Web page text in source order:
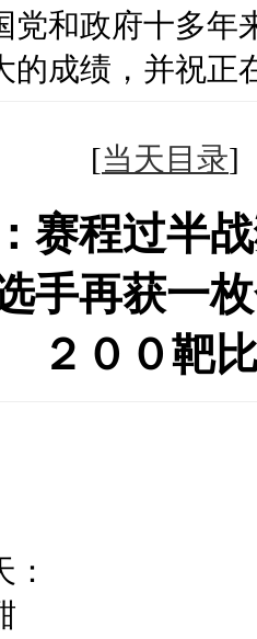
党和政府十多年
的成绩，并祝
[当天目录
赛程过半
再获一
２００靶